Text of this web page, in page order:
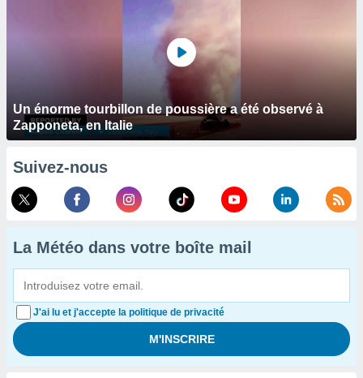
Un énorme tourbillon de poussière a été observé à
Zapponeta, en Italie
Suivez-nous
La Météo dans votre boîte mail
J'ai lu et j'accepte la politique de privacité